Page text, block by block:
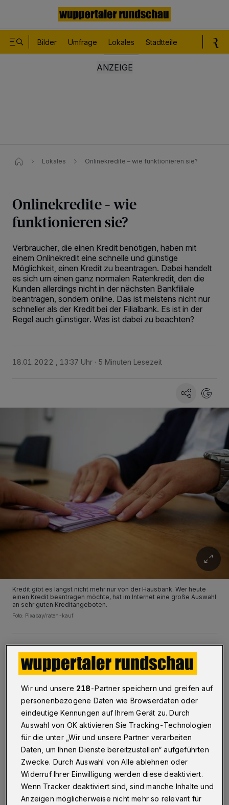
Bilder Umfrage Lokales Stadtteile
Lokales Onlinekredite – wie funktionieren sie?
Onlinekredite – wie
funktionieren sie?
Verbraucher, die einen Kredit benötigen, haben mit
einem Onlinekredit eine schnelle und günstige
Möglichkeit, einen Kredit zu beantragen. Dabei handelt
es sich um einen ganz normalen Ratenkredit, den die
Kunden allerdings nicht in der nächsten Bankfiliale
beantragen, sondern online. Das ist meistens nicht nur
schneller als der Kredit bei der Filialbank. Es ist in der
Regel auch günstiger. Was ist dabei zu beachten?
18.01.2022 , 13:37 Uhr 5 Minuten Lesezeit
Kredit gibt es längst nicht mehr nur von der Hausbank. Wer heute
einen Kredit beantragen möchte, hat im Internet eine große Auswahl
an sehr guten Kreditangeboten.
Foto: Pixabay/raten-kauf
günstigen Kredit – Vergleiche anstellen
Der wichtigste Punkt bei einem günstigen
Onlinekredit sind die Kreditzinsen. Je niedriger
die Zinsen sind, umso geringer fallen die
Kosten für den Kredit über die Laufzeit aus.
Dabei ist ein Kredit mit einer kurzen Laufzeit
bei gleichem Zinssatz noch günstiger als eine
Wir und unsere 218-Partner speichern und greifen auf
personenbezogene Daten wie Browserdaten oder
eindeutige Kennungen auf Ihrem Gerät zu. Durch
Auswahl von OK aktivieren Sie Tracking-Technologien
für die unter „Wir und unsere Partner verarbeiten
Daten, um Ihnen Dienste bereitzustellen“ aufgeführten
Zwecke. Durch Auswahl von Alle ablehnen oder
Widerruf Ihrer Einwilligung werden diese deaktiviert.
Wenn Tracker deaktiviert sind, sind manche Inhalte und
Anzeigen möglicherweise nicht mehr so relevant für